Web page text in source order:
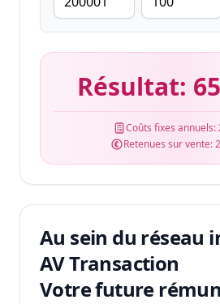
Résultat:
Coûts fixes annuels:
Retenues sur vente:
Au sein du réseau
AV Transaction
Votre future